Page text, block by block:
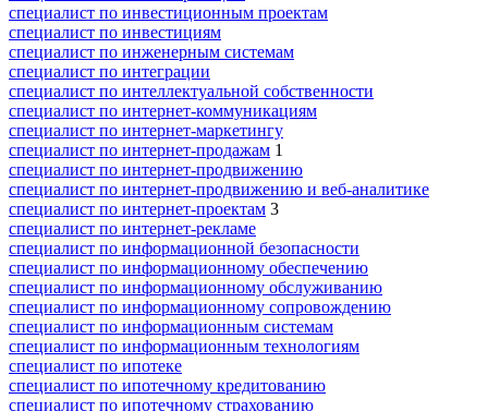
специалист по инвестиционным проектам
специалист по инвестициям
специалист по инженерным системам
специалист по интеграции
специалист по интеллектуальной собственности
специалист по интернет-коммуникациям
специалист по интернет-маркетингу
специалист по интернет-продажам 1
специалист по интернет-продвижению
специалист по интернет-продвижению и веб-аналитике
специалист по интернет-проектам 3
специалист по интернет-рекламе
специалист по информационной безопасности
специалист по информационному обеспечению
специалист по информационному обслуживанию
специалист по информационному сопровождению
специалист по информационным системам
специалист по информационным технологиям
специалист по ипотеке
специалист по ипотечному кредитованию
специалист по ипотечному страхованию